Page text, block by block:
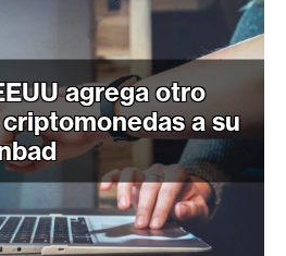
agrega otro
a su